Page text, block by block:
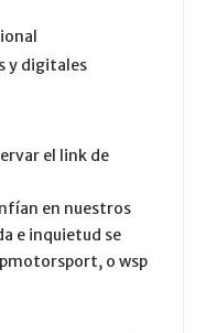
y digitales
el link de
en nuestros
e inquietud se
o wsp